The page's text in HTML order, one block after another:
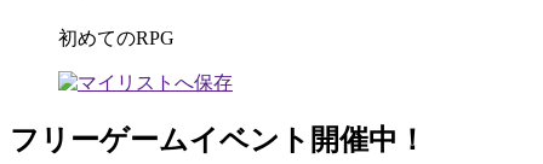
初めてのRPG
フリーゲームイベント開催中！